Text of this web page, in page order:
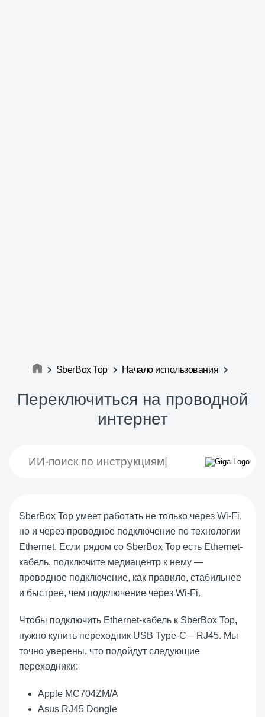
SberBox Top Начало использования
Переключиться на проводной
интернет
SberBox Top умеет работать не только через Wi-Fi,
но и через проводное подключение по технологии
Ethernet. Если рядом со SberBox Top есть Ethernet-
кабель, подключите медиацентр к нему —
проводное подключение, как правило, стабильнее
и быстрее, чем подключение через Wi-Fi.
Чтобы подключить Ethernet-кабель к SberBox Top,
нужно купить переходник USB Type-С – RJ45. Мы
точно уверены, что подойдут следующие
переходники:
Apple MC704ZM/A
Asus RJ45 Dongle